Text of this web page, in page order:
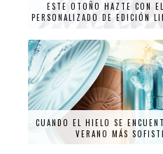
ESTE OTOÑO HAZTE CON
PERSONALIZADO DE EDICIÓN
CUANDO EL HIELO SE
VERANO MÁS